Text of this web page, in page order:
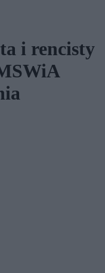
i rencisty